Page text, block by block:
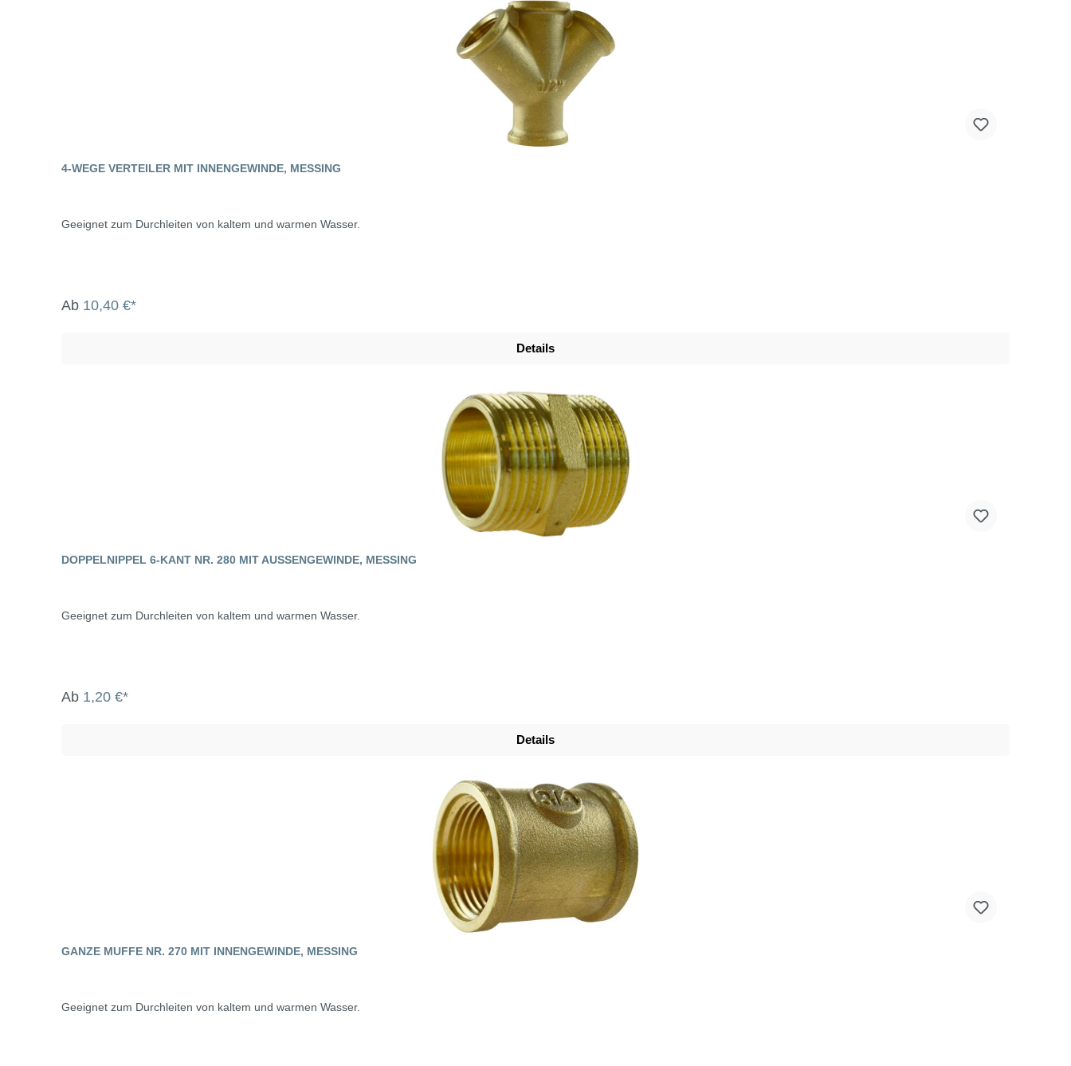
4-WEGE VERTEILER MIT INNENGEWINDE, MESSING
Geeignet zum Durchleiten von kaltem und warmen Wasser.
Ab 10,40 €*
Details
DOPPELNIPPEL 6-KANT NR. 280 MIT AUSSENGEWINDE, MESSING
Geeignet zum Durchleiten von kaltem und warmen Wasser.
Ab 1,20 €*
Details
GANZE MUFFE NR. 270 MIT INNENGEWINDE, MESSING
Geeignet zum Durchleiten von kaltem und warmen Wasser.